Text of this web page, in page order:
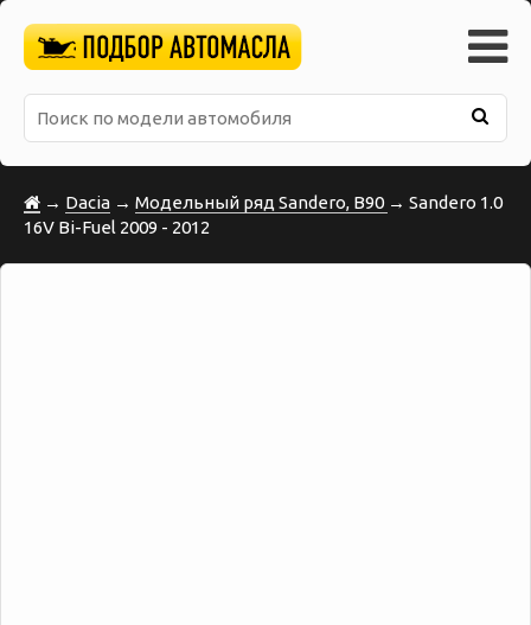
→ Dacia → Модельный ряд Sandero, B90 → Sandero 1.0
16V Bi-Fuel 2009 - 2012